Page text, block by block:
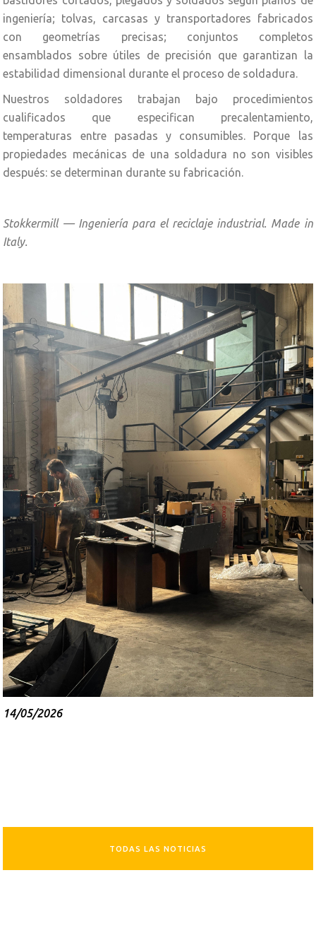
ingeniería; tolvas, carcasas y transportadores fabricados
con geometrías precisas; conjuntos completos
ensamblados sobre útiles de precisión que garantizan la
estabilidad dimensional durante el proceso de soldadura.
Nuestros soldadores trabajan bajo procedimientos
cualificados que especifican precalentamiento,
temperaturas entre pasadas y consumibles. Porque las
propiedades mecánicas de una soldadura no son visibles
después: se determinan durante su fabricación.
Stokkermill — Ingeniería para el reciclaje industrial. Made in
Italy.
14/05/2026
TODAS LAS NOTICIAS